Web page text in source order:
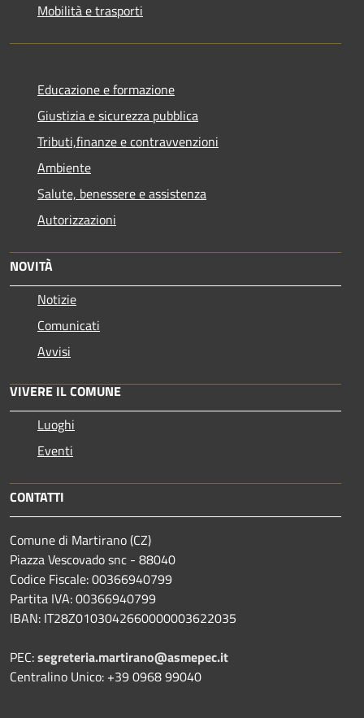
Mobilità e trasporti
Educazione e formazione
Giustizia e sicurezza pubblica
Tributi,finanze e contravvenzioni
Ambiente
Salute, benessere e assistenza
Autorizzazioni
NOVITÀ
Notizie
Comunicati
Avvisi
VIVERE IL COMUNE
Luoghi
Eventi
CONTATTI
Comune di Martirano (CZ)
Piazza Vescovado snc - 88040
Codice Fiscale: 00366940799
Partita IVA: 00366940799
IBAN: IT28Z0103042660000003622035
PEC:segreteria.martirano@asmepec.it
Centralino Unico: +39 0968 99040